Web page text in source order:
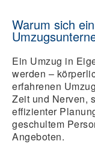
Warum sich
Ein Umzug in
werden –
erfahrenen
Zeit und Nerven,
effizienter
geschultem
Angeboten.